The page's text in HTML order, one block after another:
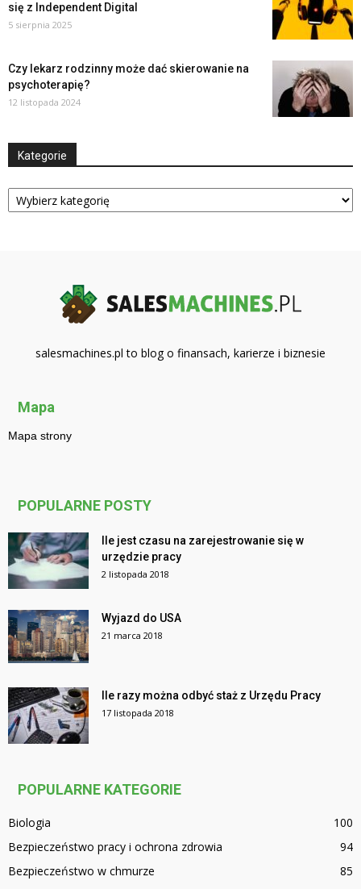
się z Independent Digital
5 sierpnia 2025
Czy lekarz rodzinny może dać skierowanie na
psychoterapię?
12 listopada 2024
Kategorie
Kategorie
salesmachines.pl to blog o finansach, karierze i biznesie
Mapa
Mapa strony
POPULARNE POSTY
Ile jest czasu na zarejestrowanie się w
urzędzie pracy
2 listopada 2018
Wyjazd do USA
21 marca 2018
Ile razy można odbyć staż z Urzędu Pracy
17 listopada 2018
POPULARNE KATEGORIE
Biologia
100
Bezpieczeństwo pracy i ochrona zdrowia
94
Bezpieczeństwo w chmurze
85